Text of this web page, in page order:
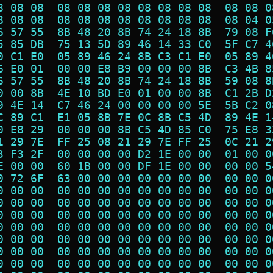
08 08  08 08 08 08 08 08 08 08  08
08 08  08 08 08 08 08 08 08 08  08
57 55  8B 48 20 8B 74 24 18 8B  79
85 DB  75 13 5D 89 46 14 33 C0  5F
C1 E0  05 89 46 24 8B C3 C1 E0  05
E0 01  00 00 E8 B9 00 00 00 8B  C3
57 55  8B 48 20 8B 74 24 18 8B  59
00 8B  4E 10 BD E0 01 00 00 8B  C1
4E 14  C7 46 24 00 00 00 00 5E  5B
89 C1  E1 05 8B 7E 0C 8B C5 4D  89
E8 29  00 00 00 8B C5 4D 85 C0  75
29 7E  FF 25 08 21 29 7E FF 25  0C
F3 2F  00 00 00 00 D2 1E 00 00  01
00 00  60 1B 00 00 DF 1E 00 00  00
72 6F  63 00 00 00 00 00 00 00  00
00 00  00 00 00 00 00 00 00 00  00
00 00  00 00 00 00 00 00 00 00  00
00 00  00 00 00 00 00 00 00 00  00
00 00  00 00 00 00 00 00 00 00  00
00 00  00 00 00 00 00 00 00 00  00
00 00  00 00 00 00 00 00 00 00  00
00 00  00 00 00 00 00 00 00 00  00